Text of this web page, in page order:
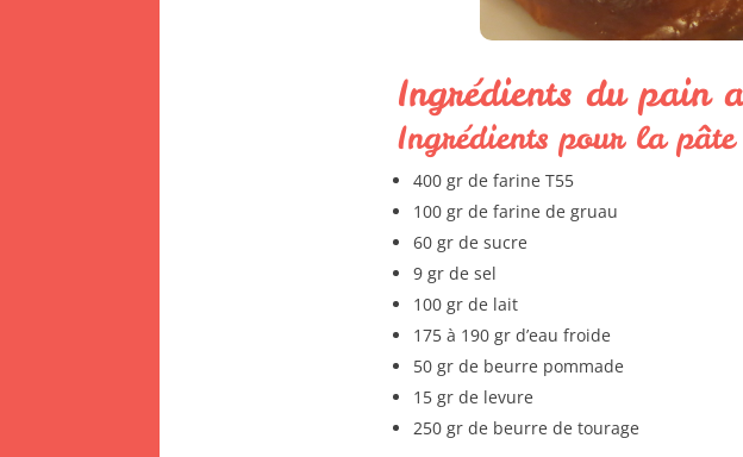
Ingrédients du pain
Ingrédients pour la
400 gr de farine T55
100 gr de farine de gruau
60 gr de sucre
9 gr de sel
100 gr de lait
175 à 190 gr d’eau froide
50 gr de beurre pommade
15 gr de levure
250 gr de beurre de tourage